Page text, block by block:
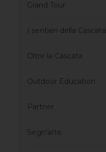
Grand Tour
I sentieri della Cascata
Oltre la Cascata
Outdoor Education
Partner
Segn'arte